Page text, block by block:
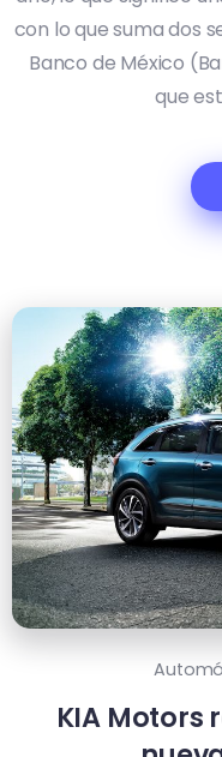
con lo que suma dos
Banco de México
que
KIA Motors